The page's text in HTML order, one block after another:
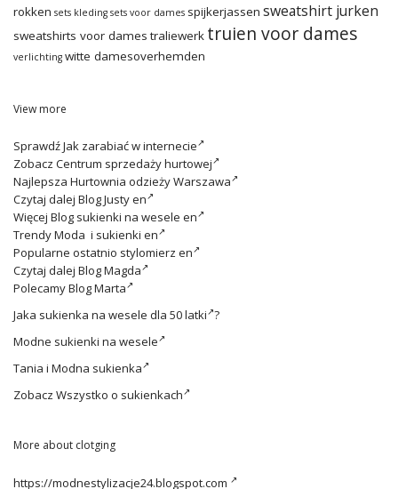
rokken sets kleding sets voor dames spijkerjassen sweatshirt jurken
sweatshirts voor dames traliewerk truien voor dames
verlichting witte damesoverhemden
View more
SprawdźJak zarabiać w internecie
Zobacz Centrum sprzedaży hurtowej
Najlepsza Hurtownia odzieży Warszawa
Czytaj dalej Blog Justy en
Więcej Blog sukienki na wesele en
TrendyModa i sukienki en
Popularne ostatnio stylomierz en
Czytaj dalej Blog Magda
PolecamyBlog Marta
Jaka sukienka na wesele dla 50 latki ?
Modne sukienki na wesele
Tania i Modna sukienka
Zobacz Wszystko o sukienkach
More about clotging
https://modnestylizacje24.blogspot.com